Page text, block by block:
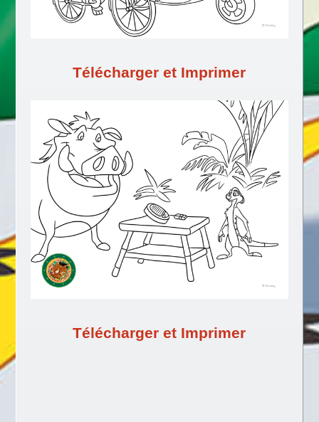
Télécharger et Imprimer
Télécharger et Imprimer